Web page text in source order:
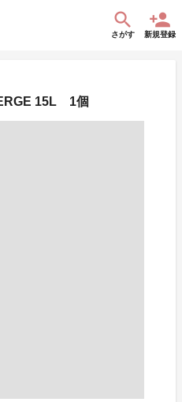
さがす 新規登録
15L 1個